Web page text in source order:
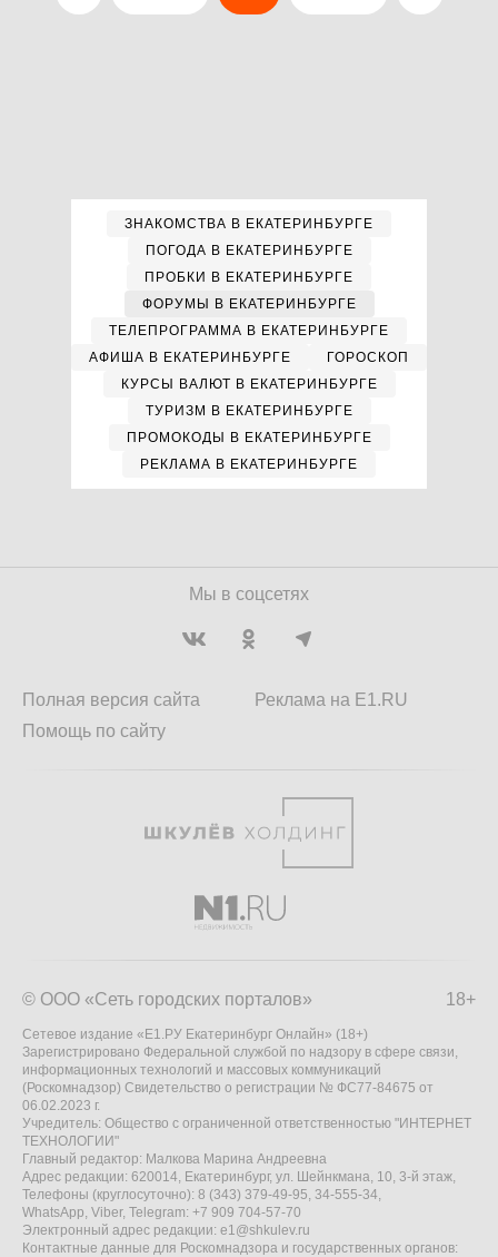
ЗНАКОМСТВА В ЕКАТЕРИНБУРГЕ
ПОГОДА В ЕКАТЕРИНБУРГЕ
ПРОБКИ В ЕКАТЕРИНБУРГЕ
ФОРУМЫ В ЕКАТЕРИНБУРГЕ
ТЕЛЕПРОГРАММА В ЕКАТЕРИНБУРГЕ
АФИША В ЕКАТЕРИНБУРГЕ
ГОРОСКОП
КУРСЫ ВАЛЮТ В ЕКАТЕРИНБУРГЕ
ТУРИЗМ В ЕКАТЕРИНБУРГЕ
ПРОМОКОДЫ В ЕКАТЕРИНБУРГЕ
РЕКЛАМА В ЕКАТЕРИНБУРГЕ
Мы в соцсетях
Полная версия сайта
Помощь по сайту
Реклама на E1.RU
18+
© ООО «Сеть городских порталов»
Сетевое издание «Е1.РУ Екатеринбург Онлайн» (18+)
Зарегистрировано Федеральной службой по надзору в сфере связи,
информационных технологий и массовых коммуникаций
(Роскомнадзор) Свидетельство о регистрации № ФС77-84675 от
06.02.2023 г.
Учредитель: Общество с ограниченной ответственностью "ИНТЕРНЕТ
ТЕХНОЛОГИИ"
Главный редактор: Малкова Марина Андреевна
Адрес редакции: 620014, Екатеринбург, ул. Шейнкмана, 10, 3-й этаж,
Телефоны (круглосуточно): 8 (343) 379-49-95, 34-555-34,
WhatsApp, Viber, Telegram: +7 909 704-57-70
Электронный адрес редакции: e1@shkulev.ru
Контактные данные для Роскомнадзора и государственных органов: